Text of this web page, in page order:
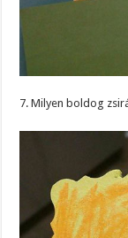
7. Milyen boldog